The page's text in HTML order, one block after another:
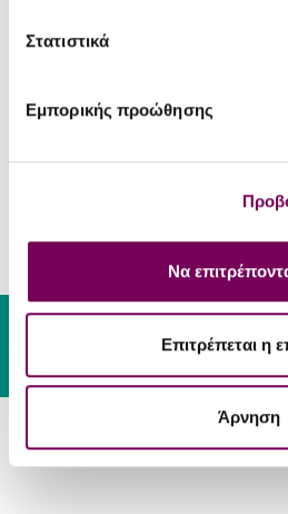
Στατιστικά
Εμπορικής προώθησης
Να
Επιτρέπεται η
Άρνηση
Μέγεθος
Πίνεται
Φυσικά
Συνοδεύει
Θερμοκρασία
Gift Card